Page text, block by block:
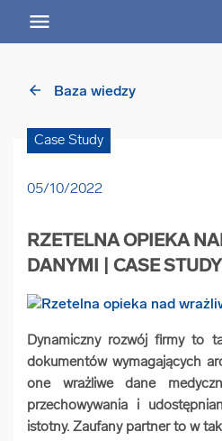
Niszczenie nośników informacji
Przechowywanie dokumentacji
Usługi digitalizacjyjne
arrow_back Baza wiedzy
Case Study
05/10/2022
RZETELNA OPIEKA
DANYMI | CASE
Dynamiczny rozwój firmy to
dokumentów wymagających
one wrażliwe dane
przechowywania i
istotny. Zaufany partner to w